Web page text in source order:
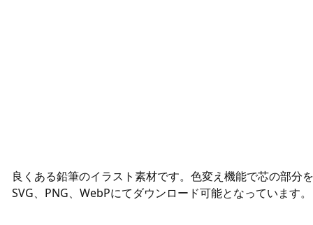
良くある鉛筆のイラスト素材です。色変え機能で芯の部分
SVG、PNG、WebPにてダウンロード可能となっています。